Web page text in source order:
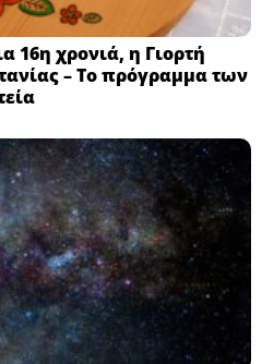
16η χρονιά, η Γιορτή
– Το πρόγραμμα των